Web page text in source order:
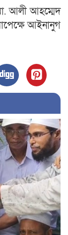
আলী আহম্মেদ
আইনানুগ